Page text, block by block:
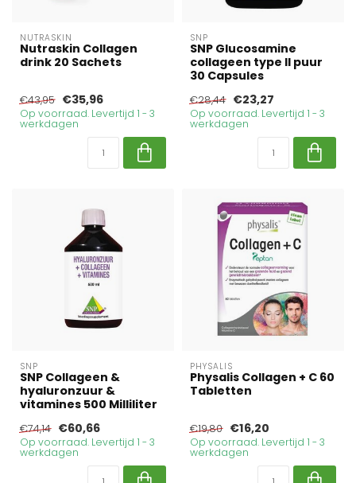
NUTRASKIN
Nutraskin Collagen
drink 20 Sachets
€43,95 €35,96
Op voorraad. Levertijd 1 - 3
werkdagen
SNP
SNP Glucosamine
collageen type II puur
30 Capsules
€28,44 €23,27
Op voorraad. Levertijd 1 - 3
werkdagen
SNP
SNP Collageen &
hyaluronzuur &
vitamines 500 Milliliter
€74,14 €60,66
Op voorraad. Levertijd 1 - 3
werkdagen
PHYSALIS
Physalis Collagen + C 60
Tabletten
€19,80 €16,20
Op voorraad. Levertijd 1 - 3
werkdagen